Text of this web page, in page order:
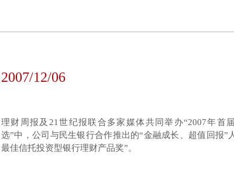
2007/12/06
理财周报及21世纪报联合多家媒体共同举办“2007年首
选”中，公司与民生银行合作推出的“金融成长、超值回报”
最佳信托投资型银行理财产品奖”。